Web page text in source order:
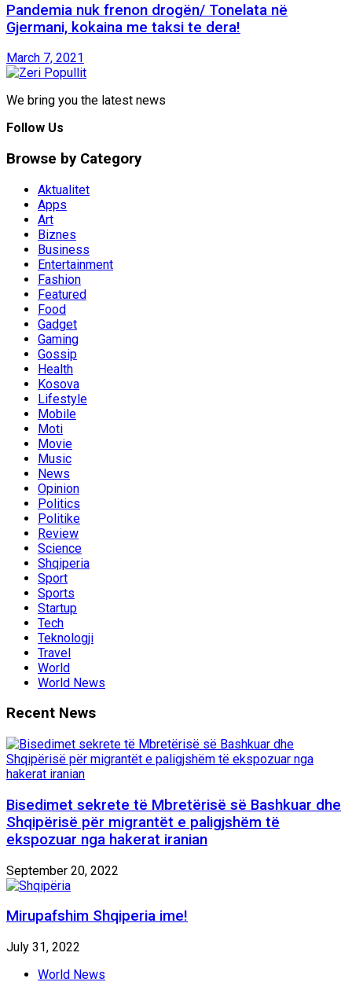
Pandemia nuk frenon drogën/ Tonelata në
Gjermani, kokaina me taksi te dera!
March 7, 2021
We bring you the latest news
Follow Us
Browse by Category
Aktualitet
Apps
Art
Biznes
Business
Entertainment
Fashion
Featured
Food
Gadget
Gaming
Gossip
Health
Kosova
Lifestyle
Mobile
Moti
Movie
Music
News
Opinion
Politics
Politike
Review
Science
Shqiperia
Sport
Sports
Startup
Tech
Teknologji
Travel
World
World News
Recent News
Bisedimet sekrete të Mbretërisë së Bashkuar dhe
Shqipërisë për migrantët e paligjshëm të
ekspozuar nga hakerat iranian
September 20, 2022
Mirupafshim Shqiperia ime!
July 31, 2022
World News